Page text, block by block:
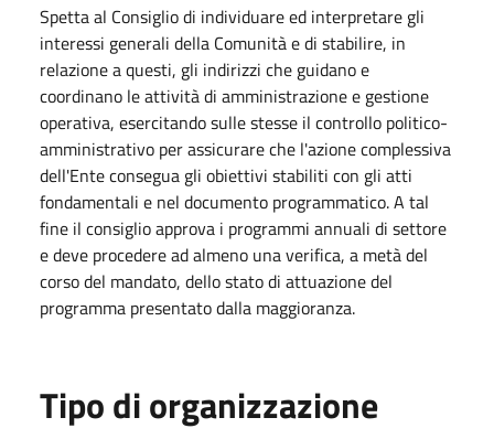
Spetta al Consiglio di individuare ed interpretare gli
interessi generali della Comunità e di stabilire, in
relazione a questi, gli indirizzi che guidano e
coordinano le attività di amministrazione e gestione
operativa, esercitando sulle stesse il controllo politico-
amministrativo per assicurare che l'azione complessiva
dell'Ente consegua gli obiettivi stabiliti con gli atti
fondamentali e nel documento programmatico. A tal
fine il consiglio approva i programmi annuali di settore
e deve procedere ad almeno una verifica, a metà del
corso del mandato, dello stato di attuazione del
programma presentato dalla maggioranza.
Tipo di organizzazione